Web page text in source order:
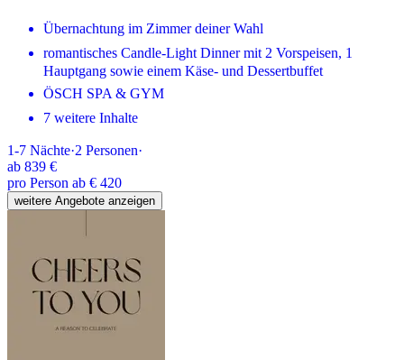
Übernachtung im Zimmer deiner Wahl
romantisches Candle-Light Dinner mit 2 Vorspeisen, 1
Hauptgang sowie einem Käse- und Dessertbuffet
ÖSCH SPA & GYM
7 weitere Inhalte
1-7 Nächte·2 Personen·
ab 839 €
pro Person ab € 420
weitere Angebote anzeigen